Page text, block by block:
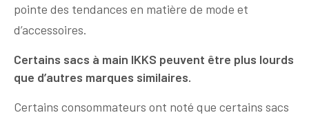
pointe des tendances en matière de mode et
d’accessoires.
Certains sacs à main IKKS peuvent être plus lourds
que d’autres marques similaires.
Certains consommateurs ont noté que certains sacs